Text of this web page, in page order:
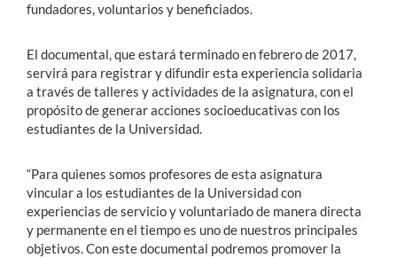
fundadores, voluntarios y beneficiados.
El documental, que estará terminado en febrero de 2017,
servirá para registrar y difundir esta experiencia solidaria
a través de talleres y actividades de la asignatura, con el
propósito de generar acciones socioeducativas con los
estudiantes de la Universidad.
“Para quienes somos profesores de esta asignatura
vincular a los estudiantes de la Universidad con
experiencias de servicio y voluntariado de manera directa
y permanente en el tiempo es uno de nuestros principales
objetivos. Con este documental podremos promover la